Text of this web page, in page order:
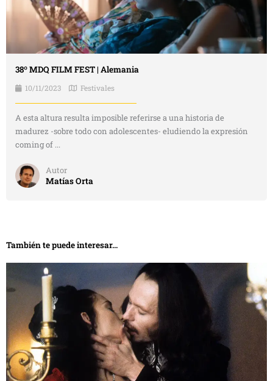
38º MDQ FILM FEST | Alemania
10/11/2023 Festivales
A esta altura resulta imposible referirse a una historia de
madurez -sobre todo con adolescentes- eludiendo la expresión
coming of ...
Autor
Matías Orta
También te puede interesar...